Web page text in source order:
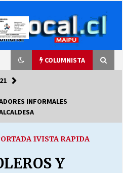
COLUMNISTA
69 AÑOS DE
21
INFORMALES
1VISTA RAPIDA
Y